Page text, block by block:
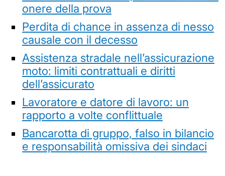
onere della prova
Perdita di chance in assenza di nesso
causale con il decesso
Assistenza stradale nell’assicurazione
moto: limiti contrattuali e diritti
dell’assicurato
Lavoratore e datore di lavoro: un
rapporto a volte conflittuale
Bancarotta di gruppo, falso in bilancio
e responsabilità omissiva dei sindaci